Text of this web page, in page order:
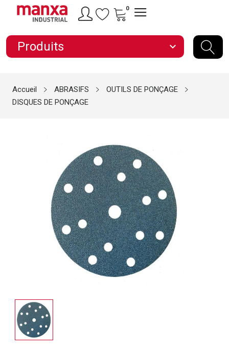
0
Produits expand_more
Accueil ABRASIFS
OUTILS DE PONÇAGE
DISQUES DE PONÇAGE